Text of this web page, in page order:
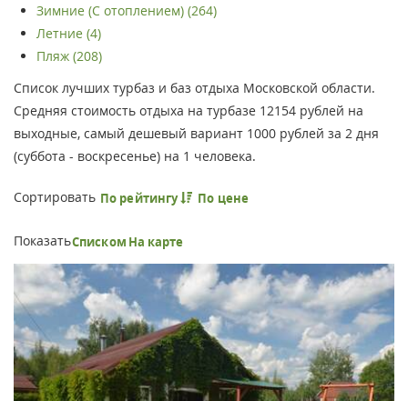
Зимние (С отоплением) (264)
Летние (4)
Пляж (208)
Список лучших турбаз и баз отдыха Московской области.
Средняя стоимость отдыха на турбазе 12154 рублей на
выходные, самый дешевый вариант 1000 рублей за 2 дня
(суббота - воскресенье) на 1 человека.
Сортировать По рейтингу По цене
ПоказатьСписком На карте